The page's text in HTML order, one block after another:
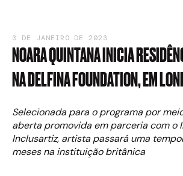
3 DE JANEIRO DE 2023
NOARAQUINTANAINICIA
NADELFINAFOUNDATION,EM
Selecionada para o programa por
aberta promovida em parceria com o
Inclusartiz, artista passará uma
meses na instituição britânica